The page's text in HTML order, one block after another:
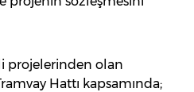
projelerinden olan
Hattı kapsamında;